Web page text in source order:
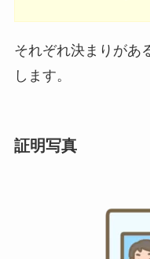
それぞれ決まりがあ
します。
証明写真